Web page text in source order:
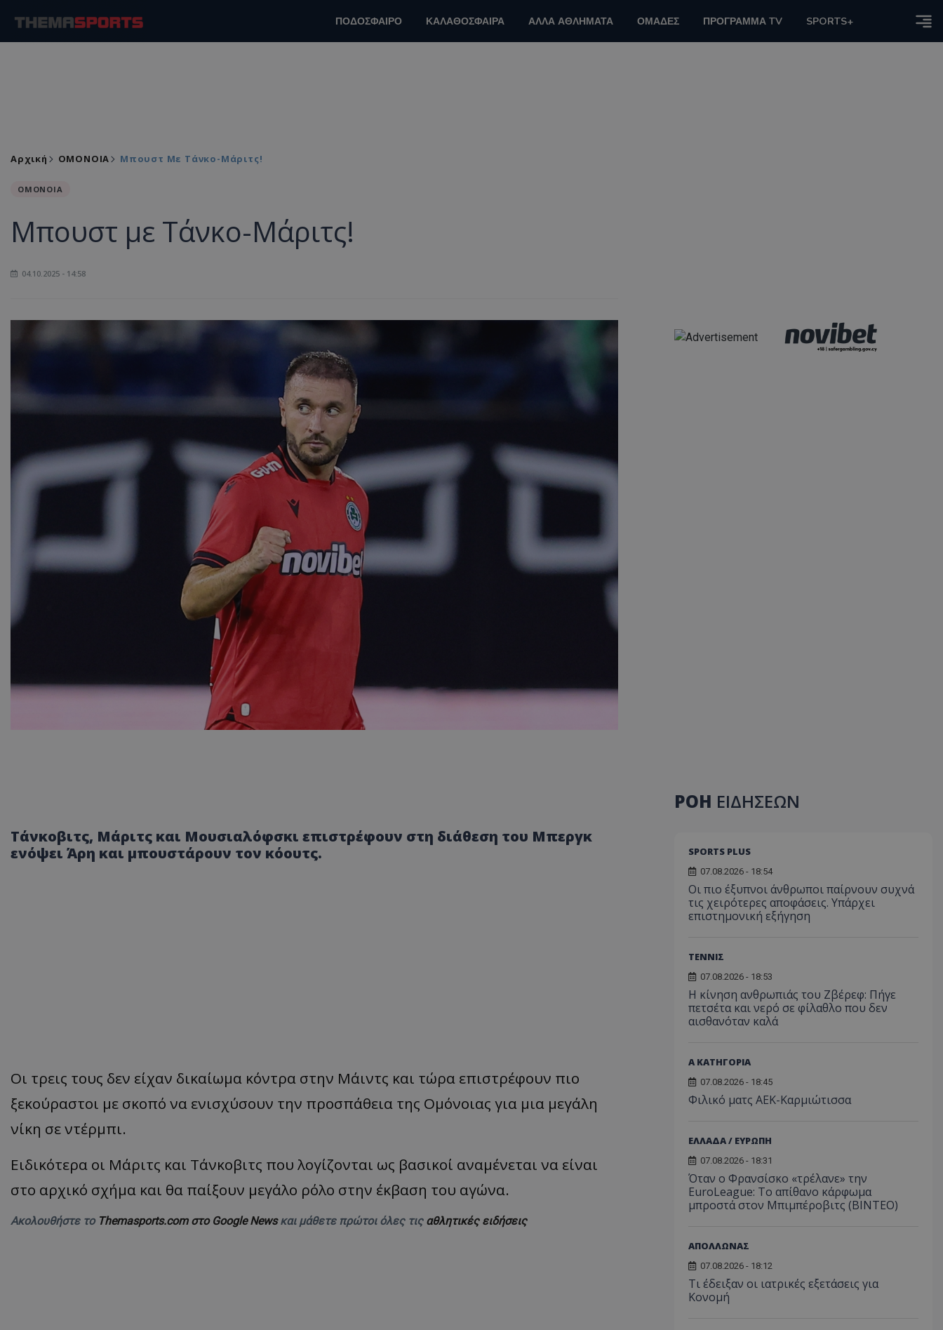
ΠΟΔΟΣΦΑΙΡΟ ΚΑΛΑΘΟΣΦΑΙΡΑ ΑΛΛΑ ΑΘΛΗΜΑΤΑ ΟΜΑΔΕΣ ΠΡΟΓΡΑΜΜΑ TV SPORTS+
Αρχική ΟΜΟΝΟΙΑ Μπουστ Με Τάνκο-Μάριτς!
ΟΜΟΝΟΙΑ
Μπουστ με Τάνκο-Μάριτς!
04.10.2025 - 14:58
Τάνκοβιτς, Μάριτς και Μουσιαλόφσκι επιστρέφουν στη διάθεση του Μπεργκ
ενόψει Άρη και μπουστάρουν τον κόουτς.
Οι τρεις τους δεν είχαν δικαίωμα κόντρα στην Μάιντς και τώρα επιστρέφουν πιο
ξεκούραστοι με σκοπό να ενισχύσουν την προσπάθεια της Ομόνοιας για μια μεγάλη
νίκη σε ντέρμπι.
Ειδικότερα οι Μάριτς και Τάνκοβιτς που λογίζονται ως βασικοί αναμένεται να είναι
στο αρχικό σχήμα και θα παίξουν μεγάλο ρόλο στην έκβαση του αγώνα.
Ακολουθήστε το Themasports.com στο Google Newsκαι μάθετε πρώτοι όλες τις αθλητικές ειδήσεις
ΡΟΗ ΕΙΔΗΣΕΩΝ
SPORTS PLUS
07.08.2026 - 18:54
Οι πιο έξυπνοι άνθρωποι παίρνουν συχνά
τις χειρότερες αποφάσεις. Υπάρχει
επιστημονική εξήγηση
ΤΕΝΝΙΣ
07.08.2026 - 18:53
Η κίνηση ανθρωπιάς του Ζβέρεφ: Πήγε
πετσέτα και νερό σε φίλαθλο που δεν
αισθανόταν καλά
Α ΚΑΤΗΓΟΡΙΑ
07.08.2026 - 18:45
Φιλικό ματς ΑΕΚ-Καρμιώτισσα
ΕΛΛΑΔΑ / ΕΥΡΩΠΗ
07.08.2026 - 18:31
Όταν ο Φρανσίσκο «τρέλανε» την
EuroLeague: Το απίθανο κάρφωμα
μπροστά στον Μπιμπέροβιτς (ΒΙΝΤΕΟ)
ΑΠΟΛΛΩΝΑΣ
07.08.2026 - 18:12
Τι έδειξαν οι ιατρικές εξετάσεις για
Κονομή